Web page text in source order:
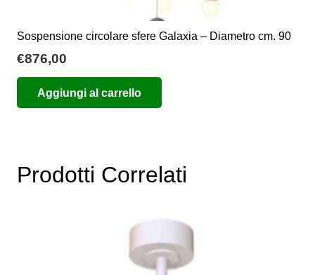
Sospensione circolare sfere Galaxia – Diametro cm. 90
€876,00
Aggiungi al carrello
Prodotti Correlati